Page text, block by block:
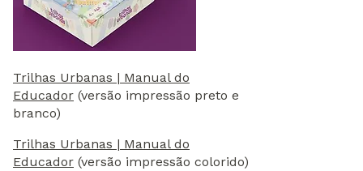
Trilhas Urbanas | Manual do
Educador (versão impressão preto e
branco)
Trilhas Urbanas | Manual do
Educador (versão impressão colorido)